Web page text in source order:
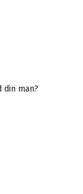
man?